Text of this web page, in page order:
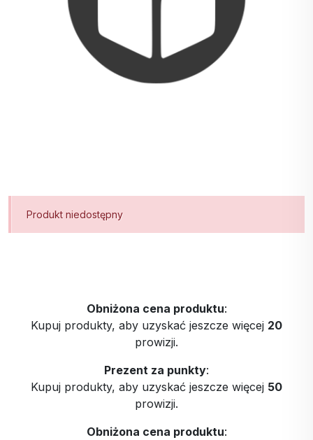
Produkt niedostępny
Obniżona cena produktu:
Kupuj produkty, aby uzyskać jeszcze więcej 20
prowizji.
Prezent za punkty:
Kupuj produkty, aby uzyskać jeszcze więcej 50
prowizji.
Obniżona cena produktu: